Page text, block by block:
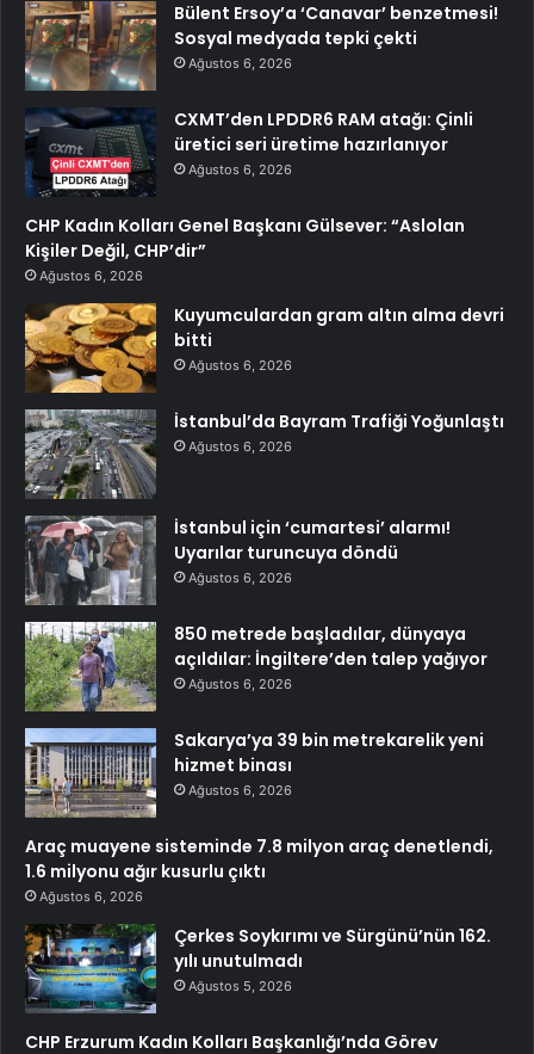
Bülent Ersoy’a ‘Canavar’ benzetmesi!
Sosyal medyada tepki çekti
Ağustos 6, 2026
CXMT’den LPDDR6 RAM atağı: Çinli
üretici seri üretime hazırlanıyor
Ağustos 6, 2026
CHP Kadın Kolları Genel Başkanı Gülsever: “Aslolan
Kişiler Değil, CHP’dir”
Ağustos 6, 2026
Kuyumculardan gram altın alma devri
bitti
Ağustos 6, 2026
İstanbul’da Bayram Trafiği Yoğunlaştı
Ağustos 6, 2026
İstanbul için ‘cumartesi’ alarmı!
Uyarılar turuncuya döndü
Ağustos 6, 2026
850 metrede başladılar, dünyaya
açıldılar: İngiltere’den talep yağıyor
Ağustos 6, 2026
Sakarya’ya 39 bin metrekarelik yeni
hizmet binası
Ağustos 6, 2026
Araç muayene sisteminde 7.8 milyon araç denetlendi,
1.6 milyonu ağır kusurlu çıktı
Ağustos 6, 2026
Çerkes Soykırımı ve Sürgünü’nün 162.
yılı unutulmadı
Ağustos 5, 2026
CHP Erzurum Kadın Kolları Başkanlığı’nda Görev